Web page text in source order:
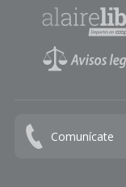
Comunícate